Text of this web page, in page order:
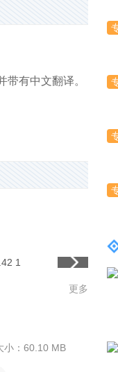
有中文翻译。
更多
小：60.10 MB